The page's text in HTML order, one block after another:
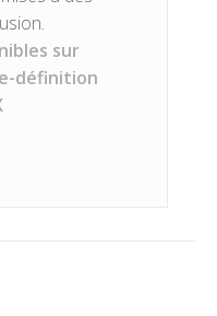
sur
définition